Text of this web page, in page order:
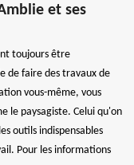
et ses
toujours être
de faire des travaux de
vous-même, vous
le paysagiste. Celui qu'on
outils indispensables
Pour les informations